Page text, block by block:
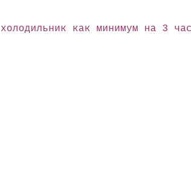
как минимум на 3